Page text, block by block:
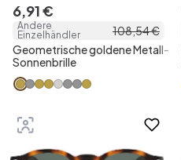
6,91€
Andere
Einzelhändler
108,54€
Geometrische goldene Metall-
Sonnenbrille